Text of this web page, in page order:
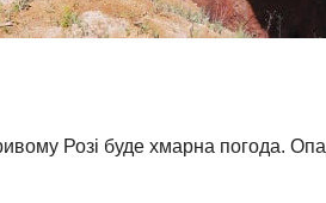
Розі буде хмарна погода.